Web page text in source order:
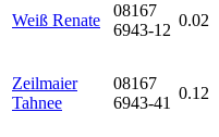
Weiß Renate
08167
6943-12
0.02
Zeilmaier
Tahnee
08167
6943-41
0.12